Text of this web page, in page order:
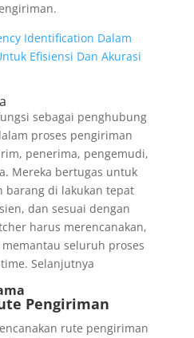
Identification Dalam
Efisiensi Dan Akurasi
sebagai penghubung
proses pengiriman
penerima, pengemudi,
Mereka bertugas untuk
barang di lakukan tepat
dan sesuai dengan
harus merencanakan,
seluruh proses
Selanjutnya
Pengiriman
rute pengiriman